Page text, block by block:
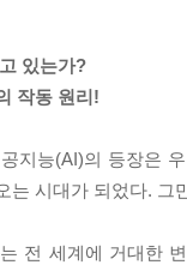
있는가?
작동 원리!
지능(AI)의 등장은
는 시대가 되었다.
전 세계에 거대한